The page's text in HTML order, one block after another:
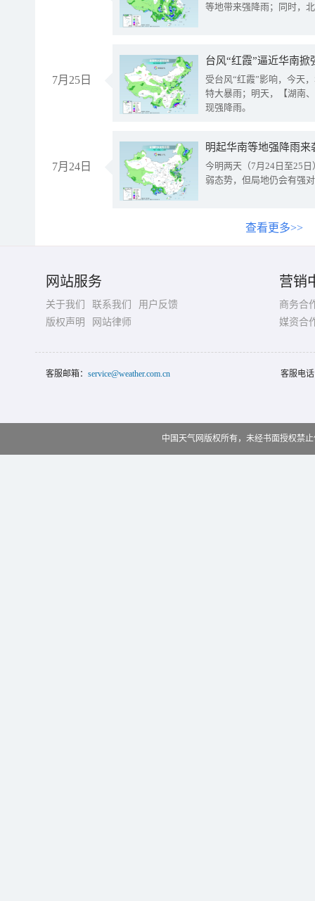
等地带来强降雨；同时，
7月25日
台风“红霞”逼近华南
受台风“红霞”影响，今天
特大暴雨；明天，【湖南
现强降雨。
7月24日
明起华南等地强降雨
今明两天（7月24日至25
弱态势，但局地仍会有强
查看更多>>
网站服务
关于我们 联系我们
用户反馈
版权声明
网站律师
营销
商务合
媒资合
客服邮箱： service@weather.com.cn 客服电
中国天气网版权所有，未经书面授权